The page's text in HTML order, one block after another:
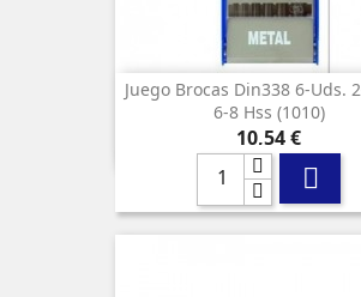
Juego Brocas Din338 6-Uds.
6-8 Hss (1010)
Precio
10,54 €
